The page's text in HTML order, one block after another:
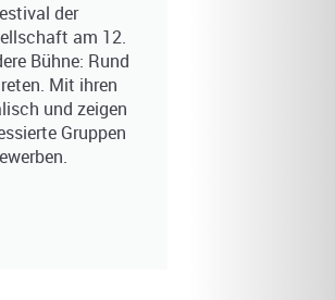
der
am 12.
Bühne: Rund
Mit ihren
und zeigen
Gruppen